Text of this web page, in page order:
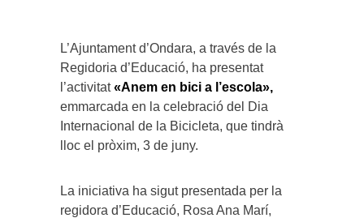
L’Ajuntament d’Ondara, a través de la
Regidoria d’Educació, ha presentat
l’activitat«Anem en bici a l’escola»,
emmarcada en la celebració del Dia
Internacional de la Bicicleta, que tindrà
lloc el pròxim, 3 de juny.
La iniciativa ha sigut presentada per la
regidora d’Educació, Rosa Ana Marí,